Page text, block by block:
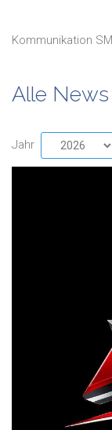
Kommunikation
Alle News
Jahr